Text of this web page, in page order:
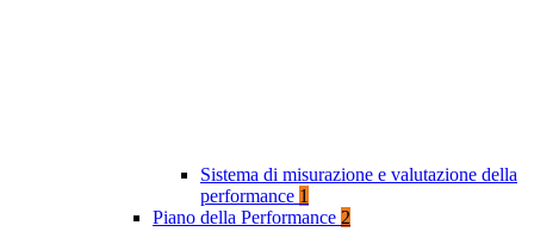
Sistema di misurazione e valutazione della
performance 1
Piano della Performance 2